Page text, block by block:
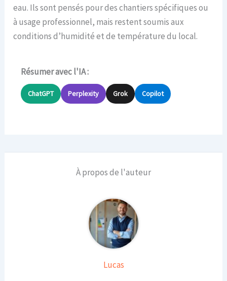
eau. Ils sont pensés pour des chantiers spécifiques ou
à usage professionnel, mais restent soumis aux
conditions d’humidité et de température du local.
Résumer avec l'IA :
ChatGPT Perplexity Grok Copilot
À propos de l'auteur
Lucas